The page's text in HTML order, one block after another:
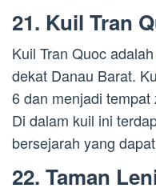
21. Kuil Tran
Kuil Tran Quoc
dekat Danau Barat.
6 dan menjadi
Di dalam kuil ini
bersejarah yang
22. Taman